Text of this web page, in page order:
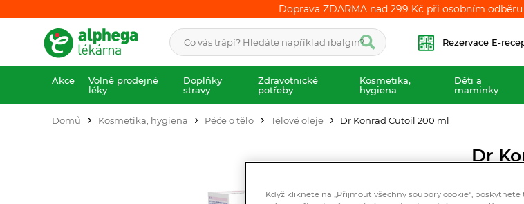
Doprava ZDARMA nad 299 Kč při osobním
Doprava ZDARMA nad 299 Kč při osobním
Rezervace E-
Akce
Volně prodejné
léky
Doplňky
stravy
Zdravotnické
potřeby
Kosmetika,
hygiena
Děti a
maminky
Domů Kosmetika, hygiena Péče o tělo Tělové oleje Dr Konrad Cutoil 200 ml
Dr
Mandlový
Když kliknete na „Přijmout všechny soubory cookie“,